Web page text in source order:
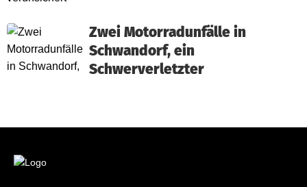
Zwei Motorradunfälle in
Schwandorf, ein
Schwerverletzter